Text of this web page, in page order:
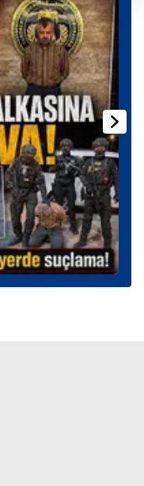
izin vermedikleri
için İnternet
ait çerezler
çeşitli kişisel
çerezler bilgi
daha işlevsel
yönelik
amaçlarıyla